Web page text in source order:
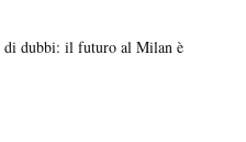
di dubbi: il futuro al Milan è